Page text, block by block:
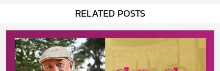
RELATED POSTS